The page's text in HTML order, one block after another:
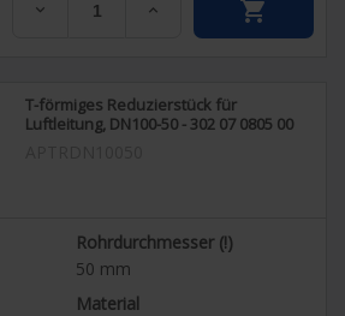
 
T-förmiges Reduzierstück für
Luftleitung, DN100-50 - 302 07 0805 00
Rohrdurchmesser (!)
50 mm
Material